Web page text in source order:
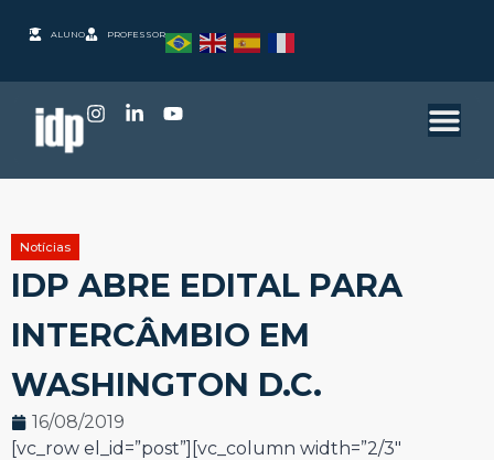
ALUNO PROFESSOR
Notícias
IDP ABRE EDITAL PARA
INTERCÂMBIO EM
WASHINGTON D.C.
16/08/2019
[vc_row el_id=”post”][vc_column width=”2/3″